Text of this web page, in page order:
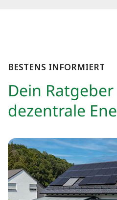
BESTENS INFORMIERT
Dein
dezentrale